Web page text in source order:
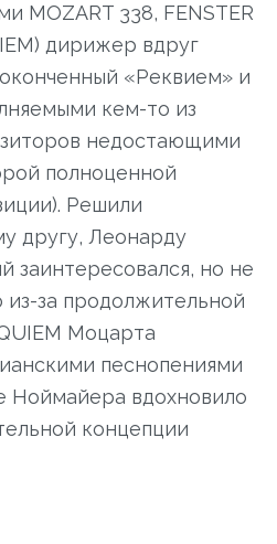
MOZART 338, FENSTER
дирижер вдруг
«Реквием» и
кем-то из
недостающими
полноценной
Решили
другу, Леонарду
заинтересовался, но не
из-за продолжительной
Моцарта
песнопениями
вдохновило
концепции